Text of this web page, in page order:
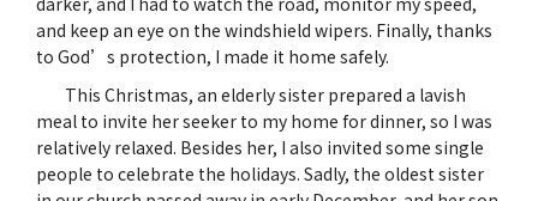
and keep an eye on the windshield wipers. Finally, thanks
to God’s protection, I made it home safely.
This Christmas, an elderly sister prepared a lavish
meal to invite her seeker to my home for dinner, so I was
relatively relaxed. Besides her, I also invited some single
people to celebrate the holidays. Sadly, the oldest sister